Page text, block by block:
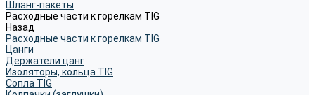
Шланг-пакеты
Расходные части к горелкам TIG
Назад
Расходные части к горелкам TIG
Цанги
Держатели цанг
Изоляторы, кольца TIG
Сопла TIG